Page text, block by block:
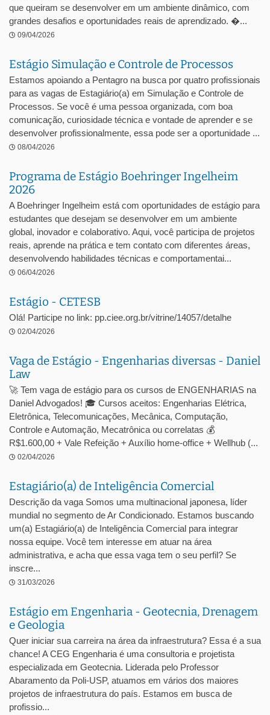
que queiram se desenvolver em um ambiente dinâmico, com
grandes desafios e oportunidades reais de aprendizado. �...
09/04/2026
Estágio Simulação e Controle de Processos
Estamos apoiando a Pentagro na busca por quatro profissionais
para as vagas de Estagiário(a) em Simulação e Controle de
Processos. Se você é uma pessoa organizada, com boa
comunicação, curiosidade técnica e vontade de aprender e se
desenvolver profissionalmente, essa pode ser a oportunidade ...
08/04/2026
Programa de Estágio Boehringer Ingelheim
2026
A Boehringer Ingelheim está com oportunidades de estágio para
estudantes que desejam se desenvolver em um ambiente
global, inovador e colaborativo. Aqui, você participa de projetos
reais, aprende na prática e tem contato com diferentes áreas,
desenvolvendo habilidades técnicas e comportamentai...
06/04/2026
Estágio - CETESB
Olá! Participe no link: pp.ciee.org.br/vitrine/14057/detalhe
02/04/2026
Vaga de Estágio - Engenharias diversas - Daniel
Law
🚀 Tem vaga de estágio para os cursos de ENGENHARIAS na
Daniel Advogados! 🎓 Cursos aceitos: Engenharias Elétrica,
Eletrônica, Telecomunicações, Mecânica, Computação,
Controle e Automação, Mecatrônica ou correlatas 💰
R$1.600,00 + Vale Refeição + Auxílio home-office + Wellhub (...
02/04/2026
Estagiário(a) de Inteligência Comercial
Descrição da vaga Somos uma multinacional japonesa, líder
mundial no segmento de Ar Condicionado. Estamos buscando
um(a) Estagiário(a) de Inteligência Comercial para integrar
nossa equipe. Você tem interesse em atuar na área
administrativa, e acha que essa vaga tem o seu perfil? Se
inscre...
31/03/2026
Estágio em Engenharia - Geotecnia, Drenagem
e Geologia
Quer iniciar sua carreira na área da infraestrutura? Essa é a sua
chance! A CEG Engenharia é uma consultoria e projetista
especializada em Geotecnia. Liderada pelo Professor
Abaramento da Poli-USP, atuamos em vários dos maiores
projetos de infraestrutura do país. Estamos em busca de
profissio...